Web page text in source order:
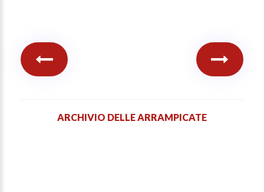
ARCHIVIO DELLE ARRAMPICATE